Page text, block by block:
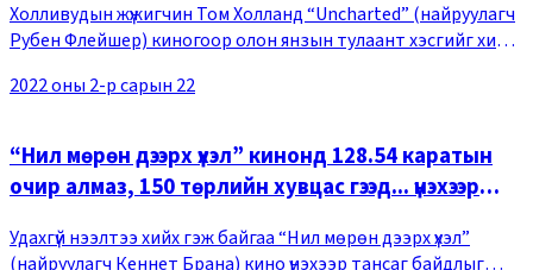
Холливудын жүжигчин Том Холланд “Uncharted” (найруулагч
Рубен Флейшер) киногоор олон янзын тулаант хэсгийг хийн
гэдгээ нотолжээ. “Uncharted” нь
2022 оны 2-р сарын 22
“Нил мөрөн дээрх үхэл” кинонд 128.54 каратын
очир алмаз, 150 төрлийн хувцас гээд... үнэхээр
Удахгүй нээлтээ хийх гэж байгаа “Нил мөрөн дээрх үхэл”
(найруулагч Кеннет Брана) кино үнэхээр тансаг байдлыг